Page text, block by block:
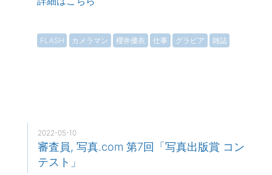
FLASH カメラマン 櫻井優衣 仕事 グラビア 雑誌
2022-05-10
審査員, 写真.com 第7回「写真出版賞 コン
テスト」